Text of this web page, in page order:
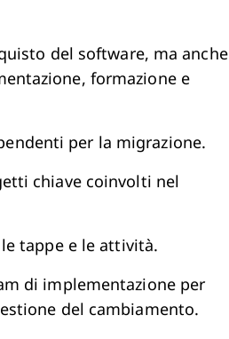
del software, ma anche
formazione e
per la migrazione.
chiave coinvolti nel
tappe e le attività.
di implementazione per
del cambiamento.